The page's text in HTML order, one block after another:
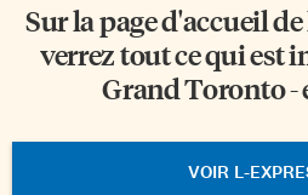
Sur la page d'accueil de
verrez tout ce qui est
Grand Toronto -
VOIR L-